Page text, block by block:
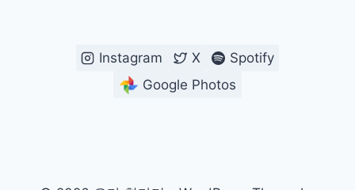
Instagram X
Spotify
Google Photos